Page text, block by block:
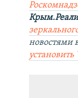
новостями
установить